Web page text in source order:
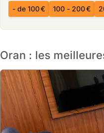
- de 100 € 100 - 200 €
Oran : les